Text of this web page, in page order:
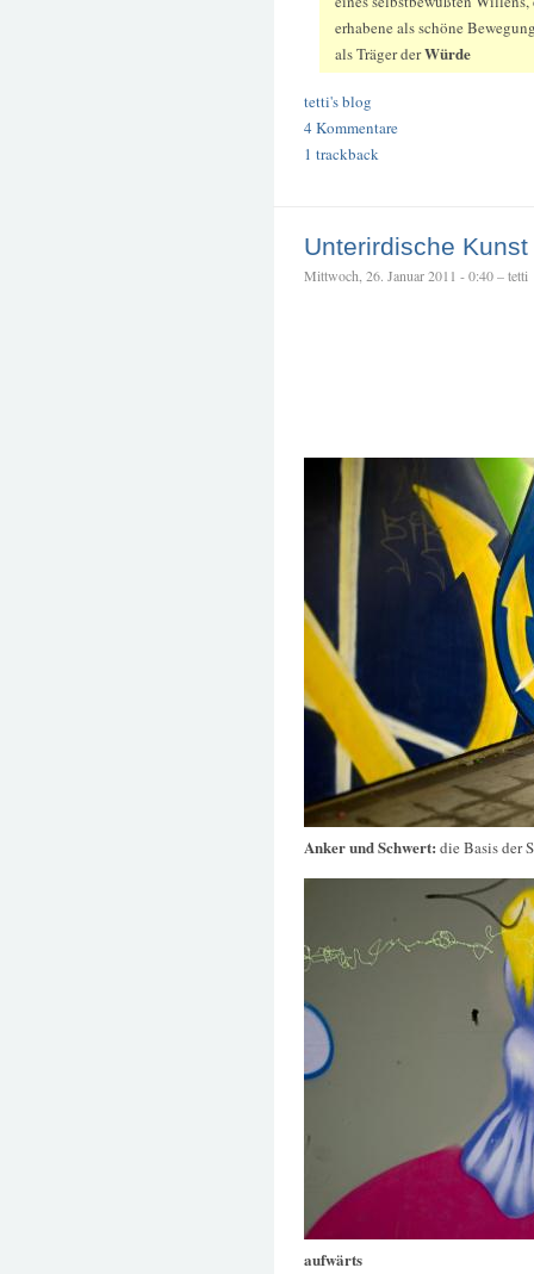
erhabene als schöne
als Träger derWürde
tetti's blog
4 Kommentare
1 trackback
Unterirdische
Mittwoch, 26. Januar 2011 - 0:40 – tetti
Anker und Schwert: die Basis der
aufwärts